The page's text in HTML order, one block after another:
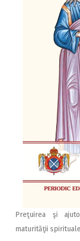
Preţuirea şi
maturităţii